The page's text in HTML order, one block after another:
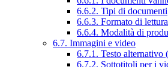
6.6.2. Tipi di documenti
6.6.3. Formato di
6.6.4. Modalità di
6.7. Immagini e video
6.7.1. Testo alternativo
6.7.2. Sottotitoli per i